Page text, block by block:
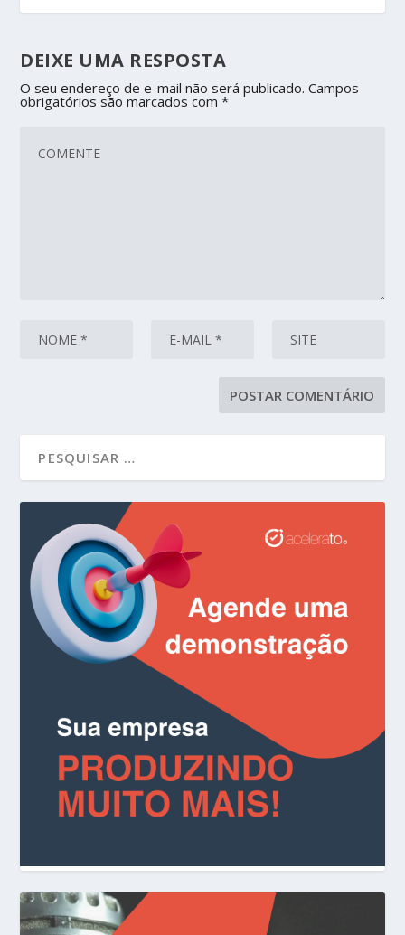
DEIXE UMA RESPOSTA
O seu endereço de e-mail não será publicado. Campos
obrigatórios são marcados com*